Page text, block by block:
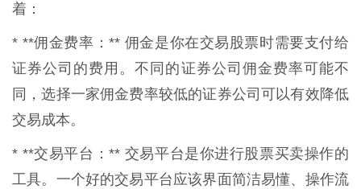
着：
* **佣金费率：** 佣金是你在交易股票时需要支付给
证券公司的费用。不同的证券公司佣金费率可能不
同，选择一家佣金费率较低的证券公司可以有效降低
交易成本。
* **交易平台：** 交易平台是你进行股票买卖操作的
工具。一个好的交易平台应该界面简洁易懂、操作流